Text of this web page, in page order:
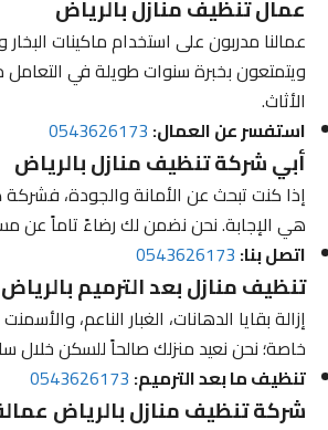
عمال تنظيف منازل بالرياض
عمالنا مدربون على استخدام ماكينات البخار
ويتمتعون بخبرة سنوات طويلة في التعامل
الأثاث.
استفسر عن العمال:0543626173
أبي شركة تنظيف منازل بالرياض
إذا كنت تبحث عن الأمانة والجودة، فشركة
هي الإجابة. نحن نضمن لك رضاءً تاماً عن
اتصل بنا: 0543626173
تنظيف منازل بعد الترميم بالرياض
إزالة بقايا الدهانات، الغبار الناعم، والأسمنت
خاصة؛ نحن نعيد منزلك صالحاً للسكن خلال
تنظيف ما بعد الترميم:0543626173
شركة تنظيف منازل بالرياض عمالة